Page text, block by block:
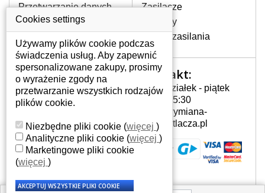
PRZEJAWIAĆ USTERKA
KLAWIATURY?
Częstymi objawami są pomijanie liter
czy wyświetlanie innych liter oraz
dublowanie tych samych znaków. W
przypadku podlicia klawisze nie
powrócą do pierwotnej pozycji. Albo
też uszkodzenie mechaniczne, np.
wyłamane klawisze.
JAK TO DZIAŁA?
Klawiatura składa się z kilku
warstw folii, z których przewodzą
przewodzące warstwy.
Każdorazowe naciśnięcie klawisza
Przetwarzanie danych
osobowych
Gdzie nas znajdziesz
Zasilacze
Zawiasy
Złącza zasilania
Twoje konto
Twoje konto
Dane osobowe
Adresy
Historia zamówień
Kontakt:
Poniedziałek - piątek
7:00 - 15:30
info@wymiana-
wyswietlacza.pl
Cookies settings
Używamy plików cookie podczas
świadczenia usług. Aby zapewnić
spersonalizowane zakupy, prosimy
o wyrażenie zgody na
przetwarzanie wszystkich rodzajów
plików cookie.
Niezbędne pliki cookie (więcej )
Analityczne pliki cookie (więcej )
Marketingowe pliki cookie
(więcej )